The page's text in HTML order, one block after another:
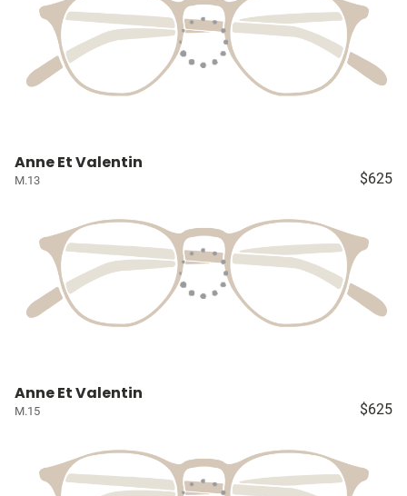
Anne Et Valentin
M.13 $625
Anne Et Valentin
M.15 $625